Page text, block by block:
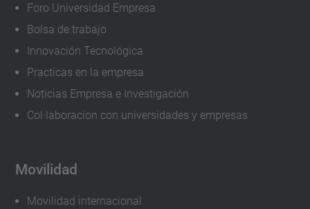
05-
15T23:59:59+02:00
Foro Universidad Empresa
Bolsa de trabajo
Innovación Tecnológica
Practicas en la empresa
Noticias Empresa e Investigación
Col·laboracion con universidades y empresas
Movilidad
Movilidad internacional